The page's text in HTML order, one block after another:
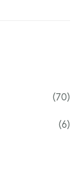
(70)
(6)